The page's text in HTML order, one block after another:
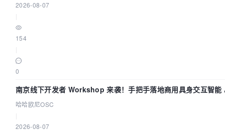
2026-08-07
154
0
南京线下开发者 Workshop 来袭！手把手落地商用具身交互智
用
哈哈欧尼OSC
2026-08-07